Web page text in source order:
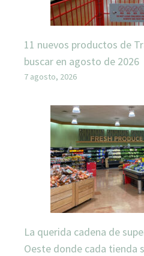
11 nuevos productos de
buscar en agosto de 2026
7 agosto, 2026
La querida cadena de
Oeste donde cada tienda